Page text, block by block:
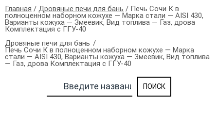
Главная / Дровяные печи для бань / Печь Сочи К в
полноценном наборном кожухе — Марка стали — AISI 430,
Варианты кожуха — Змеевик, Вид топлива — Газ, дрова
Комплектация с ГГУ-40
Дровяные печи для бань
Печь Сочи К в полноценном наборном кожухе — Марка
стали — AISI 430, Варианты кожуха — Змеевик, Вид топлива
— Газ, дрова Комплектация с ГГУ-40